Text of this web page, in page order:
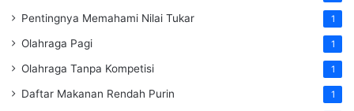
Pentingnya Memahami Nilai Tukar 1
Olahraga Pagi 1
Olahraga Tanpa Kompetisi 1
Daftar Makanan Rendah Purin 1